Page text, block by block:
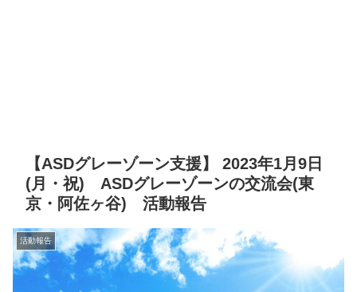
【ASDグレーゾーン支援】 2023年1月9日
(月・祝) ASDグレーゾーンの交流会(東
京・阿佐ヶ谷) 活動報告
活動報告